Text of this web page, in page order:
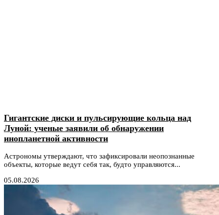
Гигантские диски и пульсирующие кольца над
Луной: ученые заявили об обнаружении
инопланетной активности
Астрономы утверждают, что зафиксировали неопознанные
объекты, которые ведут себя так, будто управляются...
05.08.2026